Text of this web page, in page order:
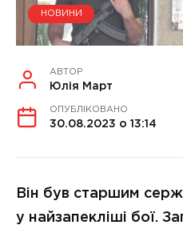
НОВИНИ
АВТОР
Юлія Март
ОПУБЛІКОВАНО
30.08.2023 о 13:14
Він був старшим
у найзапекліші бої.